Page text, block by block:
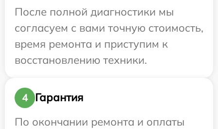
После полной диагностики мы
согласуем с вами точную стоимость,
время ремонта и приступим к
восстановлению техники.
4
Гарантия
По окончании ремонта и оплаты